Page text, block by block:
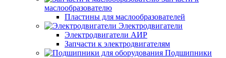
маслообразователю
Пластины для маслообразователей
Электродвигатели
Электродвигатели АИР
Запчасти к электродвигателям
Подшипники